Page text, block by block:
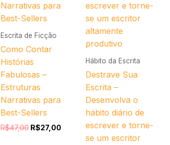
Escrita de Ficção
Como Contar
Histórias
Fabulosas –
Estruturas
Narrativas para
Best-Sellers
R$47,00 R$27,00
Hábito da Escrita
Destrave Sua
Escrita –
Desenvolva o
hábito diário de
escrever e torne-
se um escritor